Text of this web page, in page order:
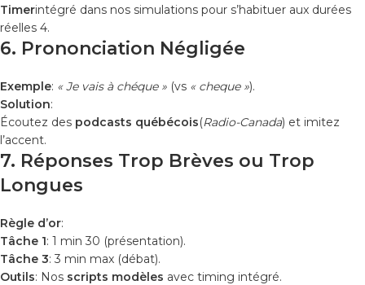
Timerintégré dans nos simulations pour s’habituer aux durées
réelles 4.
6. Prononciation Négligée
Exemple: « Je vais à chéque » (vs « cheque »).
Solution:
Écoutez des podcasts québécois(Radio-Canada) et imitez
l’accent.
7. Réponses Trop Brèves ou Trop
Longues
Règle d’or:
Tâche 1: 1 min 30 (présentation).
Tâche 3: 3 min max (débat).
Outils: Nos scripts modèles avec timing intégré.